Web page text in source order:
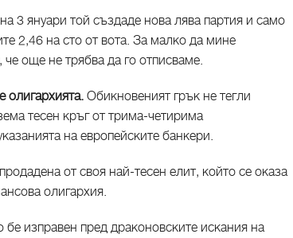
3 януари той създаде нова лява партия и само
2,46 на сто от вота. За малко да мине
още не трябва да го отписваме.
олигархията. Обикновеният грък не тегли
тесен кръг от трима-четирима
на европейските банкери.
от своя най-тесен елит, който се оказа
олигархия.
изправен пред драконовските искания на